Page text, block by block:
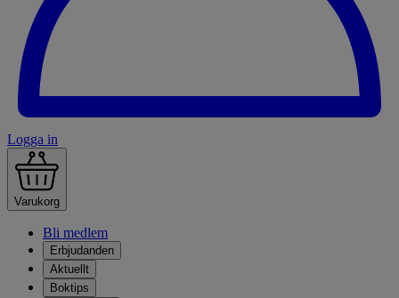
Logga in
Varukorg
Bli medlem
Erbjudanden
Aktuellt
Boktips